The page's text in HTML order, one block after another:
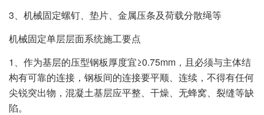
3、机械固定螺钉、垫片、金属压条及荷载分散绳等
机械固定单层层面系统施工要点
1、作为基层的压型钢板厚度宜≥0.75mm，且必须与主体结
构有可靠的连接，钢板间的连接要平顺、连续，不得有任何
尖锐突出物，混凝土基层应平整、干燥、无蜂窝、裂缝等缺
陷。